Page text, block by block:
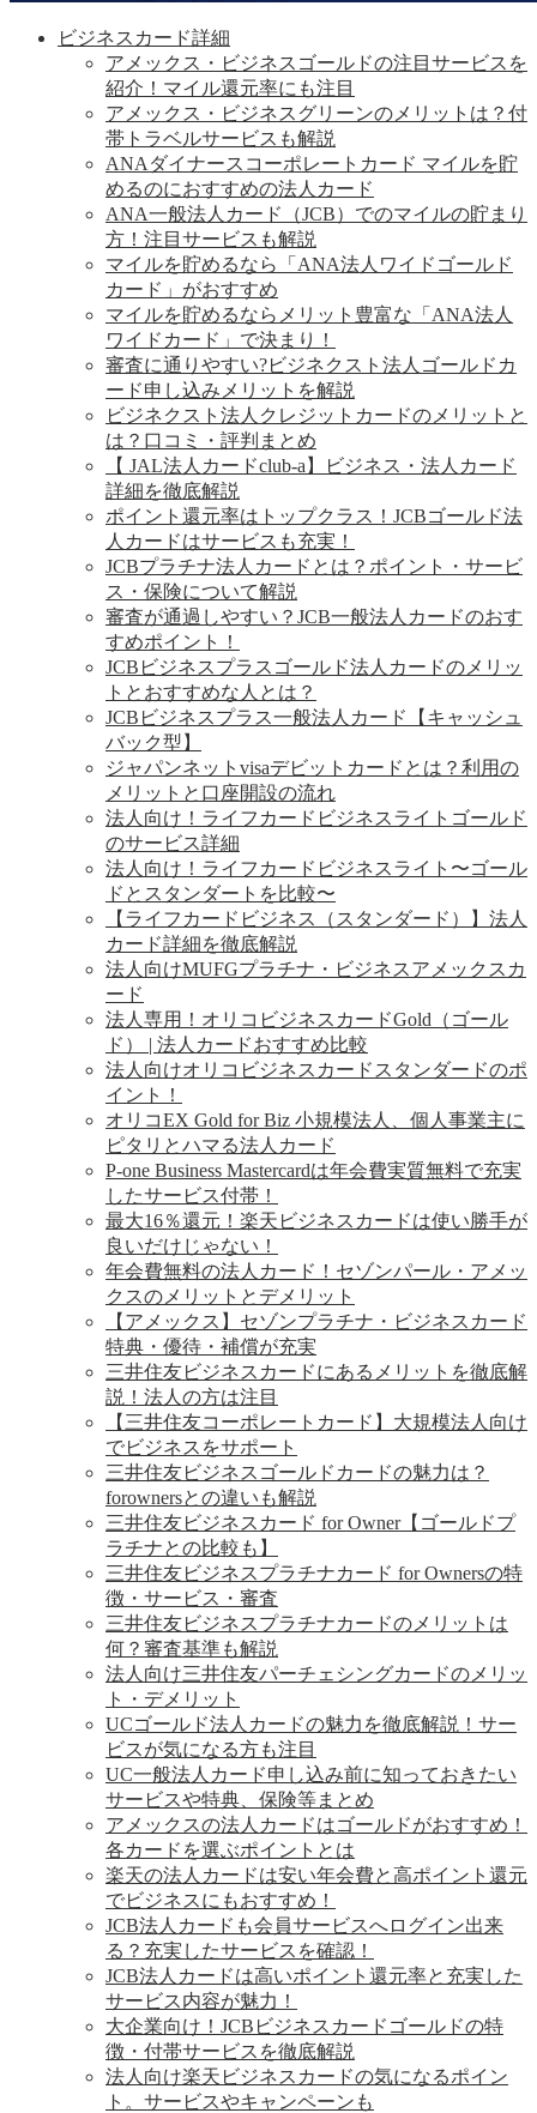
ビジネスカード詳細
アメックス・ビジネスゴールドの注目サービスを
紹介！マイル還元率にも注目
アメックス・ビジネスグリーンのメリットは？付
帯トラベルサービスも解説
ANAダイナースコーポレートカード マイルを貯
めるのにおすすめの法人カード
ANA一般法人カード（JCB）でのマイルの貯まり
方！注目サービスも解説
マイルを貯めるなら「ANA法人ワイドゴールド
カード」がおすすめ
マイルを貯めるならメリット豊富な「ANA法人
ワイドカード」で決まり！
審査に通りやすい?ビジネクスト法人ゴールドカ
ード申し込みメリットを解説
ビジネクスト法人クレジットカードのメリットと
は？口コミ・評判まとめ
【 JAL法人カードclub-a】ビジネス・法人カード
詳細を徹底解説
ポイント還元率はトップクラス！JCBゴールド法
人カードはサービスも充実！
JCBプラチナ法人カードとは？ポイント・サービ
ス・保険について解説
審査が通過しやすい？JCB一般法人カードのおす
すめポイント！
JCBビジネスプラスゴールド法人カードのメリッ
トとおすすめな人とは？
JCBビジネスプラス一般法人カード【キャッシュ
バック型】
ジャパンネットvisaデビットカードとは？利用の
メリットと口座開設の流れ
法人向け！ライフカードビジネスライトゴールド
のサービス詳細
法人向け！ライフカードビジネスライト〜ゴール
ドとスタンダートを比較〜
【ライフカードビジネス（スタンダード）】法人
カード詳細を徹底解説
法人向けMUFGプラチナ・ビジネスアメックスカ
ード
法人専用！オリコビジネスカードGold（ゴール
ド） | 法人カードおすすめ比較
法人向けオリコビジネスカードスタンダードのポ
イント！
オリコEX Gold for Biz 小規模法人、個人事業主に
ピタリとハマる法人カード
P-one Business Mastercardは年会費実質無料で充実
したサービス付帯！
最大16％還元！楽天ビジネスカードは使い勝手が
良いだけじゃない！
年会費無料の法人カード！セゾンパール・アメッ
クスのメリットとデメリット
【アメックス】セゾンプラチナ・ビジネスカード
特典・優待・補償が充実
三井住友ビジネスカードにあるメリットを徹底解
説！法人の方は注目
【三井住友コーポレートカード】大規模法人向け
でビジネスをサポート
三井住友ビジネスゴールドカードの魅力は？
forownersとの違いも解説
三井住友ビジネスカード for Owner【ゴールドプ
ラチナとの比較も】
三井住友ビジネスプラチナカード for Ownersの特
徴・サービス・審査
三井住友ビジネスプラチナカードのメリットは
何？審査基準も解説
法人向け三井住友パーチェシングカードのメリッ
ト・デメリット
UCゴールド法人カードの魅力を徹底解説！サー
ビスが気になる方も注目
UC一般法人カード申し込み前に知っておきたい
サービスや特典、保険等まとめ
アメックスの法人カードはゴールドがおすすめ！
各カードを選ぶポイントとは
楽天の法人カードは安い年会費と高ポイント還元
でビジネスにもおすすめ！
JCB法人カードも会員サービスへログイン出来
る？充実したサービスを確認！
JCB法人カードは高いポイント還元率と充実した
サービス内容が魅力！
大企業向け！JCBビジネスカードゴールドの特
徴・付帯サービスを徹底解説
法人向け楽天ビジネスカードの気になるポイン
ト。サービスやキャンペーンも